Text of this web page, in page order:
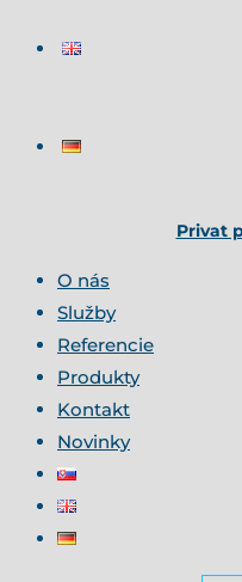
Privat
O nás
Služby
Referencie
Produkty
Kontakt
Novinky